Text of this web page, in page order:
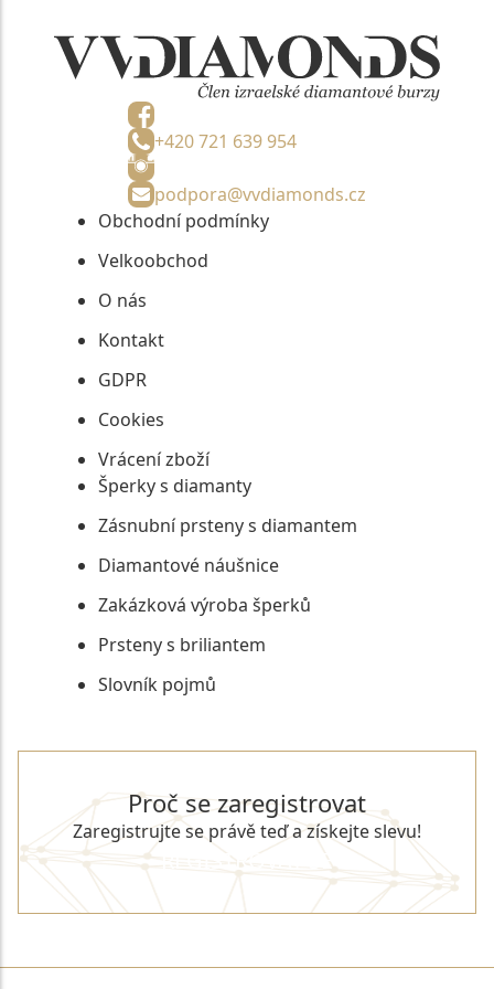
+420 721 639 954
podpora@vvdiamonds.cz
Obchodní podmínky
Velkoobchod
O nás
Kontakt
GDPR
Cookies
Vrácení zboží
Šperky s diamanty
Zásnubní prsteny s diamantem
Diamantové náušnice
Zakázková výroba šperků
Prsteny s briliantem
Slovník pojmů
Proč se zaregistrovat
Zaregistrujte se právě teď a získejte slevu!
REGISTROVAT SE